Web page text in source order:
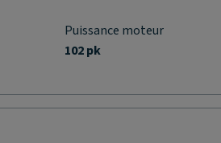
Puissance moteur
102 pk